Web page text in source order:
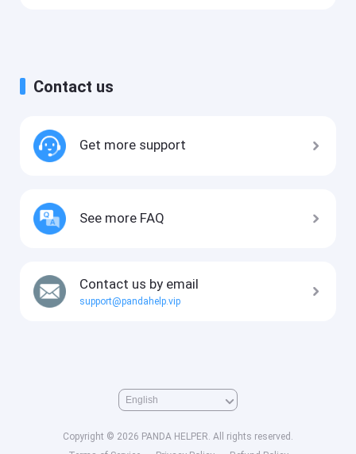
Contact us
Get more support
See more FAQ
Contact us by email
support@pandahelp.vip
Copyright © 2026 PANDA HELPER. All rights reserved.